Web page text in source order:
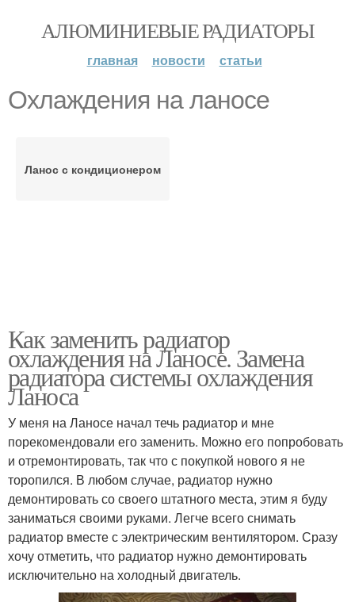
АЛЮМИНИЕВЫЕ РАДИАТОРЫ
главная новости статьи
Охлаждения на ланосе
Ланос с кондиционером
Как заменить радиатор
охлаждения на Ланосе. Замена
радиатора системы охлаждения
Ланоса
У меня на Ланосе начал течь радиатор и мне
порекомендовали его заменить. Можно его попробовать
и отремонтировать, так что с покупкой нового я не
торопился. В любом случае, радиатор нужно
демонтировать со своего штатного места, этим я буду
заниматься своими руками. Легче всего снимать
радиатор вместе с электрическим вентилятором. Сразу
хочу отметить, что радиатор нужно демонтировать
исключительно на холодный двигатель.